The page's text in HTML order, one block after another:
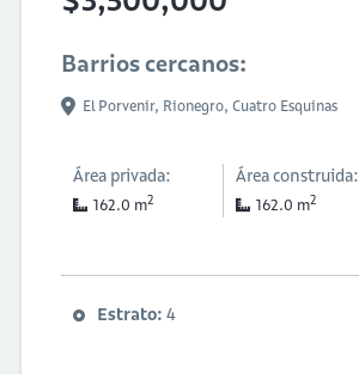
Barrios cercanos:
El Porvenir, Rionegro, Cuatro Esquinas
Área privada:
162.0 m2
Área construida:
162.0 m2
Estrato: 4